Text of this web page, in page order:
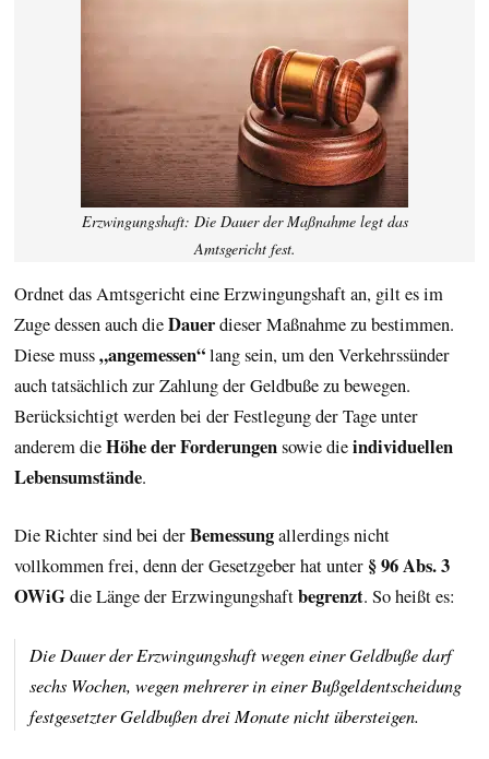
Erzwingungshaft: Die Dauer der Maßnahme legt das
Amtsgericht fest.
Ordnet das Amtsgericht eine Erzwingungshaft an, gilt es im
Zuge dessen auch dieDauerdieser Maßnahme zu bestimmen.
Diese muss„angemessen“lang sein, um den Verkehrssünder
auch tatsächlich zur Zahlung der Geldbuße zu bewegen.
Berücksichtigt werden bei der Festlegung der Tage unter
anderem dieHöhe der Forderungensowie dieindividuellen
Lebensumstände.
Die Richter sind bei derBemessungallerdings nicht
vollkommen frei, denn der Gesetzgeber hat unter § 96 Abs. 3
OWiGdie Länge der Erzwingungshaftbegrenzt. So heißt es:
Die Dauer der Erzwingungshaft wegen einer Geldbuße darf
sechs Wochen, wegen mehrerer in einer Bußgeldentscheidung
festgesetzter Geldbußen drei Monate nicht übersteigen.